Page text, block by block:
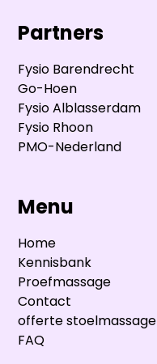
Menu
Home
Kennisbank
Proefmassage
Contact
offerte stoelmassage
FAQ
Partners
Fysio Barendrecht
Go-Hoen
Fysio Alblasserdam
Fysio Rhoon
PMO-Nederland